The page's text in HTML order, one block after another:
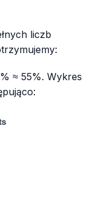
liczb
≈ 55%. Wykres